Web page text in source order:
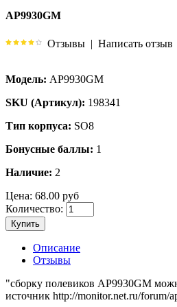
AP9930GM
Отзывы | Написать отзыв
Модель: AP9930GM
SKU (Артикул): 198341
Тип корпуса: SO8
Бонусные баллы: 1
Наличие: 2
Цена: 68.00 руб
Количество:
Купить
Описание
Отзывы
"сборку полевиков AP9930GM
источник http://monitor.net.ru/forum/